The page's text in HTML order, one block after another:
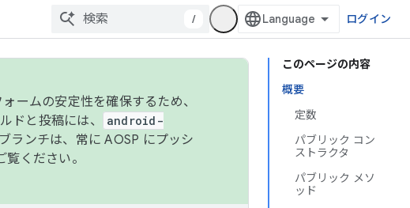
/ ログイン
このページの内容
概要
定数
パブリック コン
ストラクタ
パブリック メソ
ッド
ームの安定性を確保するため、
ドと投稿には、
android-
ランチは、常に AOSP にプッシ
覧ください。